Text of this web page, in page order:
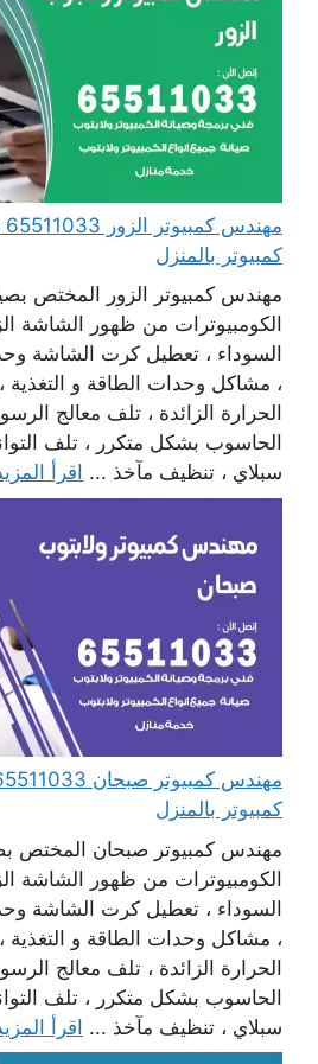
كمبيوتر بالمنزل
مهندس كمبيوتر الزور المختص
الكومبيوترات من ظهور الشاشة
السوداء ، تعطيل كرت الشاشة
، مشاكل وحدات الطاقة و التغذية
الحرارة الزائدة ، تلف معالج
الحاسوب بشكل متكرر ، تلف
سبلاي ، تنظيف مآخذ ... اقرأ
كمبيوتر بالمنزل
مهندس كمبيوتر صبحان المختص
الكومبيوترات من ظهور الشاشة
السوداء ، تعطيل كرت الشاشة
، مشاكل وحدات الطاقة و التغذية
الحرارة الزائدة ، تلف معالج
الحاسوب بشكل متكرر ، تلف
سبلاي ، تنظيف مآخذ ... اقرأ